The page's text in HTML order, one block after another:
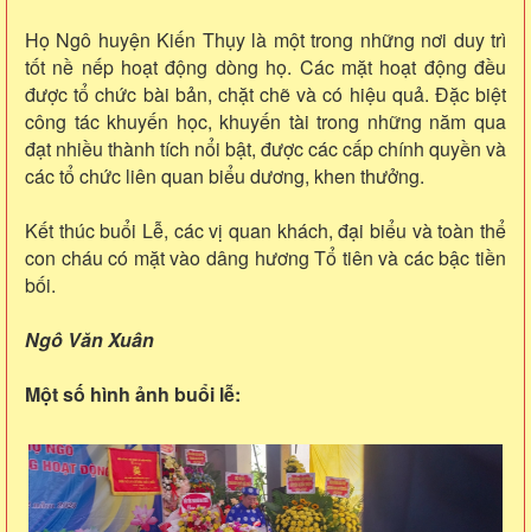
Họ Ngô huyện Kiến Thụy là một trong những nơi duy trì
tốt nề nếp hoạt động dòng họ. Các mặt hoạt động đều
được tổ chức bài bản, chặt chẽ và có hiệu quả. Đặc biệt
công tác khuyến học, khuyến tài trong những năm qua
đạt nhiều thành tích nổi bật, được các cấp chính quyền và
các tổ chức liên quan biểu dương, khen thưởng.
Kết thúc buổi Lễ, các vị quan khách, đại biểu và toàn thể
con cháu có mặt vào dâng hương Tổ tiên và các bậc tiền
bối.
Ngô Văn Xuân
Một số hình ảnh buổi lễ: